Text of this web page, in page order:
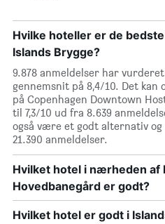
Hvilke hoteller er de
Islands Brygge?
9.878 anmeldelser har
gennemsnit på 8,4/10. Det kan
på Copenhagen Downtown
til 7,3/10 ud fra 8.639
også være et godt alternativ
21.390 anmeldelser.
Hvilket hotel i nærheden af
Hovedbanegård er godt?
Hvilket hotel er godt i